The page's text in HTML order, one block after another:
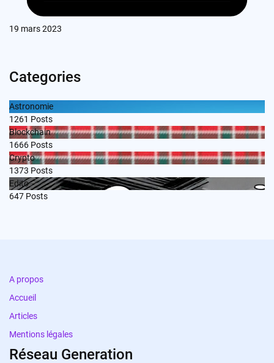
19 mars 2023
Categories
Astronomie
1261 Posts
Blockchain
1666 Posts
Crypto
1373 Posts
Edito
647 Posts
A propos
Accueil
Articles
Mentions légales
Réseau Generation